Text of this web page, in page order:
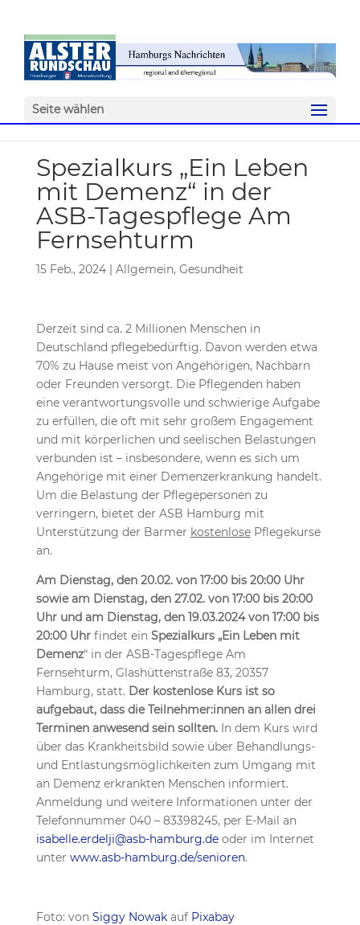
Seite wählen
Spezialkurs „Ein Leben
mit Demenz“ in der
ASB-Tagespflege Am
Fernsehturm
15 Feb., 2024| Allgemein, Gesundheit
Derzeit sind ca. 2 Millionen Menschen in
Deutschland pflegebedürftig. Davon werden etwa
70% zu Hause meist von Angehörigen, Nachbarn
oder Freunden versorgt. Die Pflegenden haben
eine verantwortungsvolle und schwierige Aufgabe
zu erfüllen, die oft mit sehr großem Engagement
und mit körperlichen und seelischen Belastungen
verbunden ist – insbesondere, wenn es sich um
Angehörige mit einer Demenzerkrankung handelt.
Um die Belastung der Pflegepersonen zu
verringern, bietet der ASB Hamburg mit
Unterstützung der Barmer kostenlosePflegekurse
an.
Am Dienstag, den 20.02. von 17:00 bis 20:00 Uhr
sowie am Dienstag, den 27.02. von 17:00 bis 20:00
Uhr und am Dienstag, den 19.03.2024 von 17:00 bis
20:00 Uhr findet ein Spezialkurs „Ein Leben mit
Demenz“ in der ASB-Tagespflege Am
Fernsehturm, Glashüttenstraße 83, 20357
Hamburg, statt. Der kostenlose Kurs ist so
aufgebaut, dass die Teilnehmer:innen an allen drei
Terminen anwesend sein sollten. In dem Kurs wird
über das Krankheitsbild sowie über Behandlungs-
und Entlastungsmöglichkeiten zum Umgang mit
an Demenz erkrankten Menschen informiert.
Anmeldung und weitere Informationen unter der
Telefonnummer 040 – 83398245, per E-Mail an
isabelle.erdelji@asb-hamburg.deoder im Internet
unter www.asb-hamburg.de/senioren.
Foto: von Siggy Nowakauf Pixabay